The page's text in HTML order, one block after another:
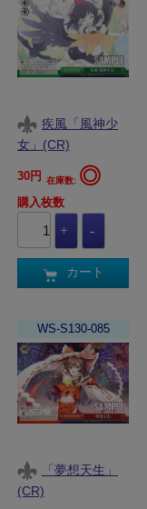
疾風「風神少
女」(CR)
30円 在庫数: ◎
購入枚数
カート
WS-S130-085
「夢想天生」
(CR)